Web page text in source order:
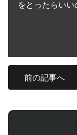
をとったらい
前の記事へ